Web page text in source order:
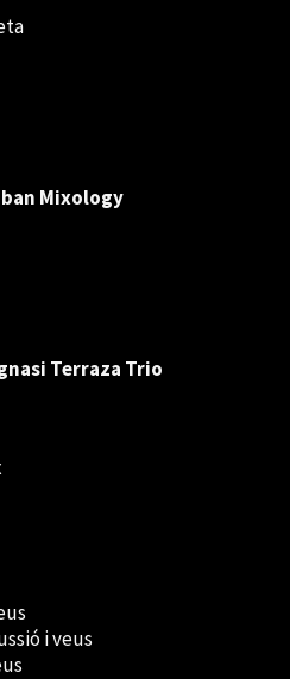
ban Mixology
Terraza Trio
i veus